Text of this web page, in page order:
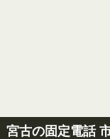
宮古の固定電話